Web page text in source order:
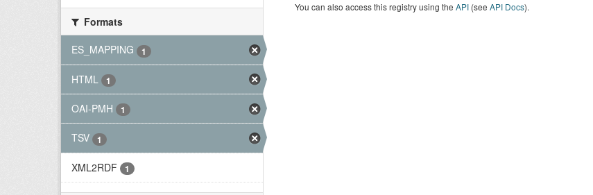
Formats
ES_MAPPING
1
HTML 1
OAI-PMH 1
TSV 1
XML2RDF 1
You can also access this registry using the API (see API Docs).